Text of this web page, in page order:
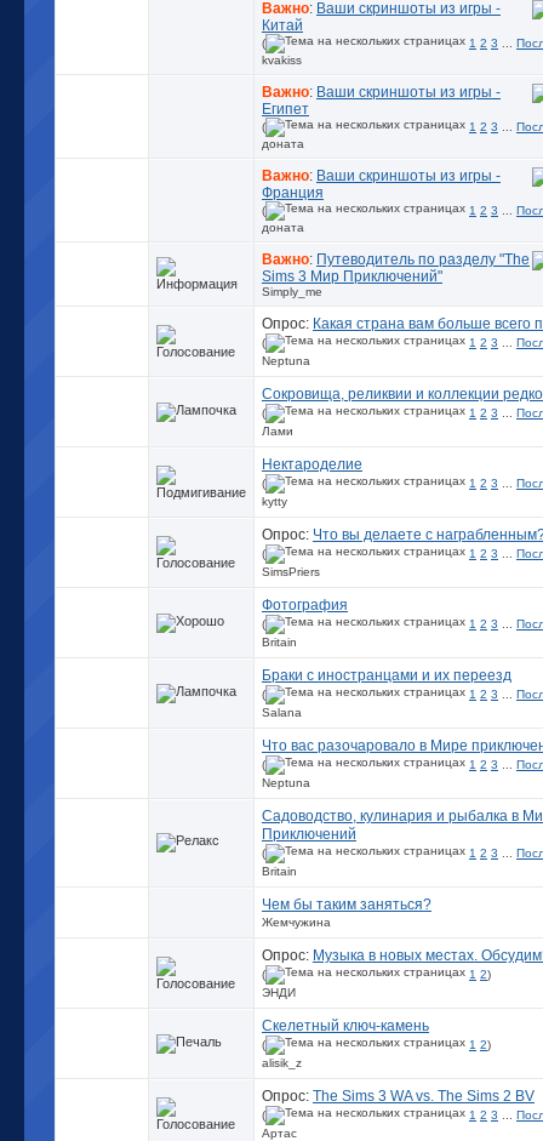
Важно: Ваши скриншоты из игры -
Китай
( 1 2 3
kvakiss
Важно: Ваши скриншоты из игры -
Египет
( 1 2 3
доната
Важно: Ваши скриншоты из игры -
Франция
( 1 2 3
доната
Важно: Путеводитель по разделу "The
Sims 3 Мир Приключений"
Simply_me
Опрос: Какая страна вам больше всего
( 1 2 3
Neptuna
Сокровища, реликвии и коллекции
( 1 2 3
Лами
Нектароделие
( 1 2 3
kytty
Опрос: Что вы делаете с
( 1 2 3
SimsPriers
Фотография
( 1 2 3
Britain
Браки с иностранцами и их переезд
( 1 2 3
Salana
Что вас разочаровало в Мире
( 1 2 3
Neptuna
Садоводство, кулинария и рыбалка в
Приключений
( 1 2 3
Britain
Чем бы таким заняться?
Жемчужина
Опрос: Музыка в новых местах.
( 1 2)
ЭНДИ
Скелетный ключ-камень
( 1 2)
alisik_z
Опрос: The Sims 3 WA vs. The Sims 2 BV
( 1 2 3
Артас